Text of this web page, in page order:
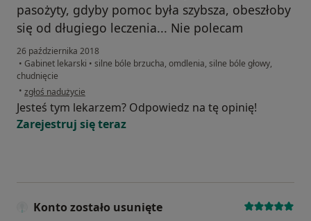
pasożyty, gdyby pomoc była szybsza, obeszłoby
się od długiego leczenia... Nie polecam
26 października 2018
• Gabinet lekarski • silne bóle brzucha, omdlenia, silne bóle głowy,
chudnięcie
• w opinii użytkownika Ewa
zgłoś nadużycie
Jesteś tym lekarzem? Odpowiedz na tę opinię!
Zarejestruj się teraz
Konto zostało usunięte